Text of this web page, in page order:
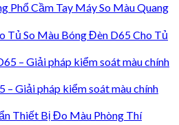
Máy So Màu Quang
Bóng Đèn D65 Cho Tủ
– Giải pháp kiểm soát màu chính